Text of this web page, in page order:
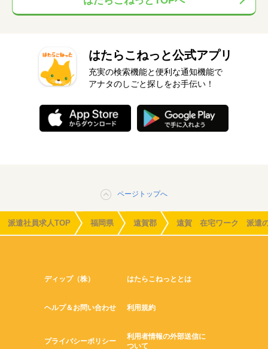
はたらこねっと公式アプリ
充実の検索機能と便利な通知機能で
アナタのしごと探しをお手伝い！
ページトップへ
派遣社員求人TOP 福岡県 遠賀郡 遠賀 在宅ワーク 派遣
ディップ（株） はたらこねっととは
ヘルプ＆お問い合わせ 利用規約
プライバシーポリシー
利用者情報の外部送信に
ついて